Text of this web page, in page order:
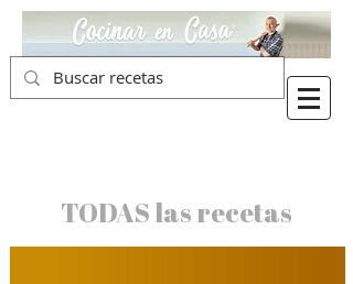
TODAS las recetas